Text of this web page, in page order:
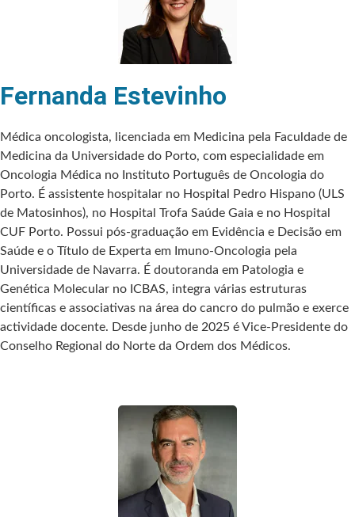
Fernanda Estevinho
Médica oncologista, licenciada em Medicina pela Faculdade de
Medicina da Universidade do Porto, com especialidade em
Oncologia Médica no Instituto Português de Oncologia do
Porto. É assistente hospitalar no Hospital Pedro Hispano (ULS
de Matosinhos), no Hospital Trofa Saúde Gaia e no Hospital
CUF Porto. Possui pós-graduação em Evidência e Decisão em
Saúde e o Título de Experta em Imuno-Oncologia pela
Universidade de Navarra. É doutoranda em Patologia e
Genética Molecular no ICBAS, integra várias estruturas
científicas e associativas na área do cancro do pulmão e exerce
actividade docente. Desde junho de 2025 é Vice-Presidente do
Conselho Regional do Norte da Ordem dos Médicos.